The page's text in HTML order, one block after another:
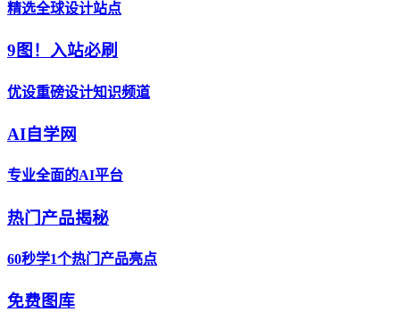
精选全球设计站点
9图！入站必刷
优设重磅设计知识频道
AI自学网
专业全面的AI平台
热门产品揭秘
60秒学1个热门产品亮点
免费图库